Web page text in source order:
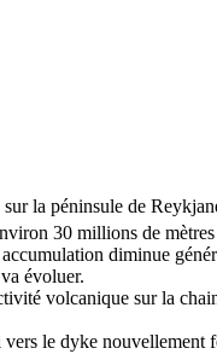
la péninsule de
30 millions de
diminue
évoluer.
volcanique sur la
le dyke